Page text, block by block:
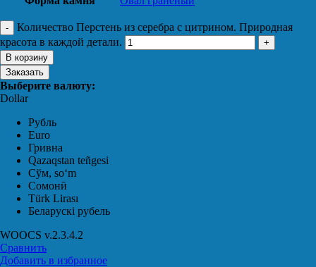
Количество Перстень из серебра с цитрином. Природная
красота в каждой детали.
В корзину
Заказать
Выберите валюту:
Dollar
Рубль
Euro
Гривна
Qazaqstan teñgesi
Сўм, soʻm
Сомонӣ
Türk Lirası
Беларускі рубель
WOOCS v.2.3.4.2
Сравнить
Добавить в избранное